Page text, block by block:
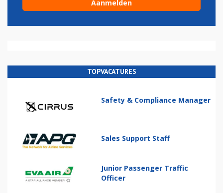
TOPVACATURES
Safety & Compliance Manager
Sales Support Staff
Junior Passenger Traffic
Officer